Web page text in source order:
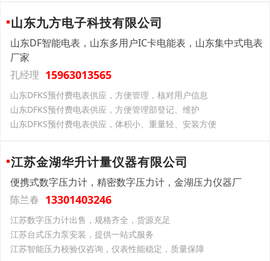
山东九方电子科技有限公司
山东DF智能电表，山东多用户IC卡电能表，山东集中式电表
厂家
孔经理 15963013565
山东DFKS预付费电表供应，方便管理，核对用户信息
山东DFKS预付费电表供应，方便管理部登记、维护
山东DFKS预付费电表供应，体积小、重量轻、安装方便
江苏金湖华升计量仪器有限公司
便携式数字压力计，精密数字压力计，金湖压力仪器厂
陈兰春 13301403246
江苏数字压力计出售，规格齐全，货源充足
江苏台式压力泵安装，提供一站式服务
江苏智能压力校验仪咨询，仪表性能稳定，质量保障